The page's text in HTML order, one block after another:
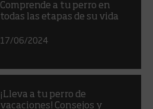
Comprende a tu perro en
todas las etapas de su vida
17/06/2024
¡Lleva a tu perro de
vacaciones! Consejos y